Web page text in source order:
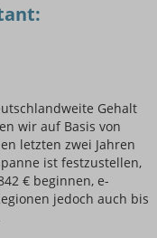
Gehalt
wir auf Basis von
letzten zwei Jahren
ist festzustellen,
€ beginnen, e-
jedoch auch bis